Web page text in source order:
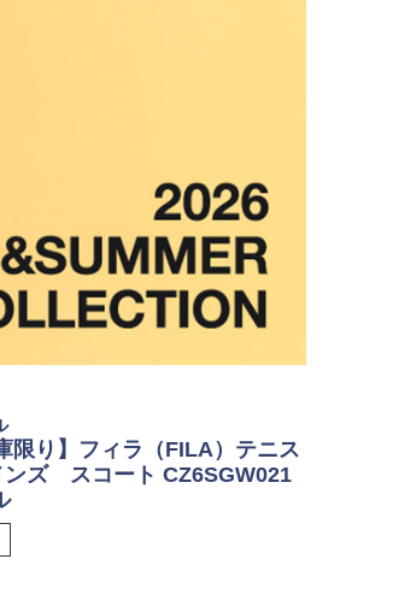
限り】フィラ（FILA）テニス
ンズ スコート CZ6SGW021